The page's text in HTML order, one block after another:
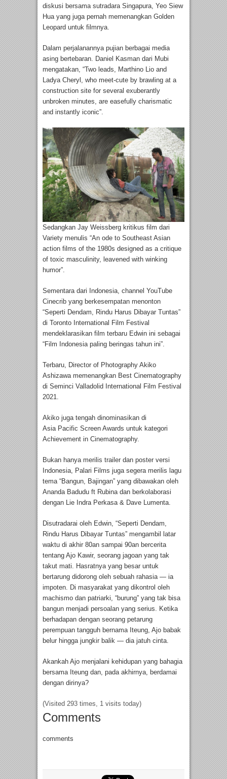
diskusi bersama sutradara Singapura, Yeo Siew
Hua yang juga pernah memenangkan Golden
Leopard untuk filmnya.
Dalam perjalanannya pujian berbagai media
asing bertebaran. Daniel Kasman dari Mubi
mengatakan, “Two leads, Marthino Lio and
Ladya Cheryl, who meet-cute by brawling at a
construction site for several exuberantly
unbroken minutes, are easefully charismatic
and instantly iconic”.
Sedangkan Jay Weissberg kritikus film dari
Variety menulis “An ode to Southeast Asian
action films of the 1980s designed as a critique
of toxic masculinity, leavened with winking
humor”.
Sementara dari Indonesia, channel YouTube
Cinecrib yang berkesempatan menonton
“Seperti Dendam, Rindu Harus Dibayar Tuntas”
di Toronto International Film Festival
mendeklarasikan film terbaru Edwin ini sebagai
“Film Indonesia paling beringas tahun ini”.
Terbaru, Director of Photography Akiko
Ashizawa memenangkan Best Cinematography
di Seminci Valladolid International Film Festival
2021.
Akiko juga tengah dinominasikan di
Asia Pacific Screen Awards untuk kategori
Achievement in Cinematography.
Bukan hanya merilis trailer dan poster versi
Indonesia, Palari Films juga segera merilis lagu
tema “Bangun, Bajingan” yang dibawakan oleh
Ananda Badudu ft Rubina dan berkolaborasi
dengan Lie Indra Perkasa & Dave Lumenta.
Disutradarai oleh Edwin, “Seperti Dendam,
Rindu Harus Dibayar Tuntas” mengambil latar
waktu di akhir 80an sampai 90an bercerita
tentang Ajo Kawir, seorang jagoan yang tak
takut mati. Hasratnya yang besar untuk
bertarung didorong oleh sebuah rahasia — ia
impoten. Di masyarakat yang dikontrol oleh
machismo dan patriarki, “burung” yang tak bisa
bangun menjadi persoalan yang serius. Ketika
berhadapan dengan seorang petarung
perempuan tangguh bernama Iteung, Ajo babak
belur hingga jungkir balik — dia jatuh cinta.
Akankah Ajo menjalani kehidupan yang bahagia
bersama Iteung dan, pada akhirnya, berdamai
dengan dirinya?
(Visited 293 times, 1 visits today)
Comments
comments